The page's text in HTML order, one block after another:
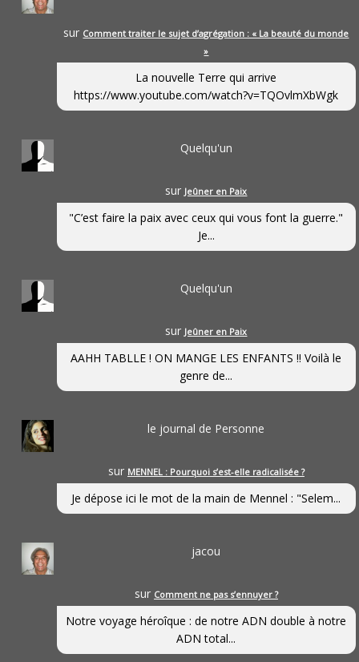
sur Comment traiter le sujet d’agrégation : « La beauté du monde
»
La nouvelle Terre qui arrive
https://www.youtube.com/watch?v=TQOvlmXbWgk
Quelqu'un
sur Jeûner en Paix
"C’est faire la paix avec ceux qui vous font la guerre."
Je...
Quelqu'un
sur Jeûner en Paix
AAHH TABLLE ! ON MANGE LES ENFANTS !! Voilà le
genre de...
le journal de Personne
sur MENNEL : Pourquoi s’est-elle radicalisée ?
Je dépose ici le mot de la main de Mennel : "Selem...
jacou
sur Comment ne pas s’ennuyer ?
Notre voyage héroîque : de notre ADN double à notre
ADN total...